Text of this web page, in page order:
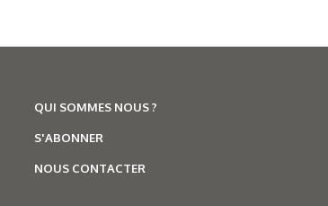
QUI SOMMES NOUS ?
S'ABONNER
NOUS CONTACTER